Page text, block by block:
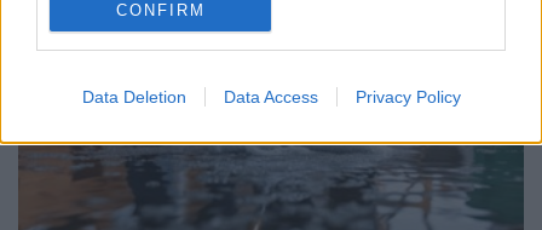
CONFIRM
Data Deletion Data Access Privacy Policy